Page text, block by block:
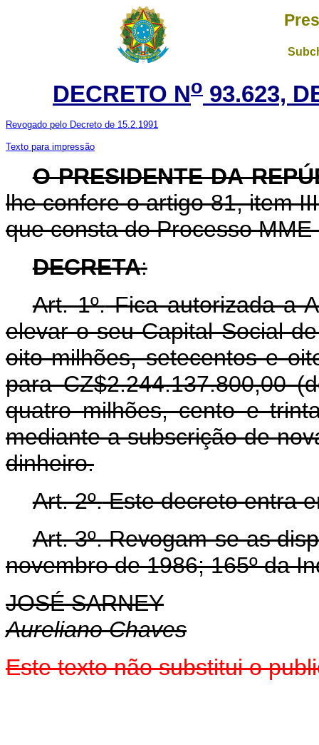
DECRETO No 93.623,
Revogado pelo Decreto de 15.2.1991
Texto para impressão
O PRESIDENTE DA
lhe confere o artigo 81, item
que consta do Processo
DECRETA:
Art. 1º.Fica autorizada a
elevar o seu Capital Social
oito milhões, setecentos e
para CZ$2.244.137.800,00
quatro milhões, cento e
mediante a subscrição de
dinheiro.
Art. 2º.Este decreto entra
Art. 3º.Revogam-se as
novembro de 1986; 165º da
JOSÉ SARNEY
Aureliano Chaves
Este texto não substitui o